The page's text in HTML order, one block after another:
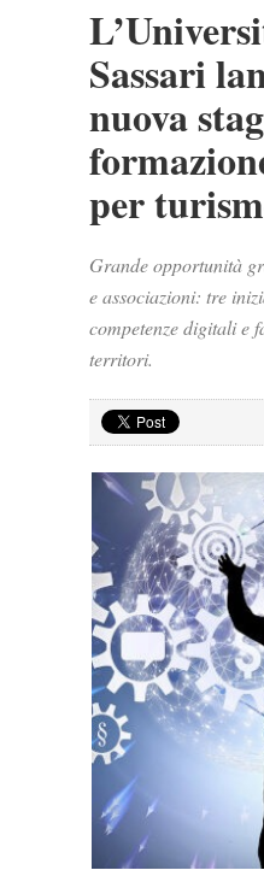
Sassari
nuova
per
Grande opportunità
e associazioni: tre
competenze digitali e
territori.